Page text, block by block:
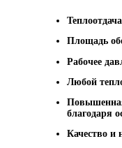
Площадь
Рабочее
Любой
благодаря
Качество и